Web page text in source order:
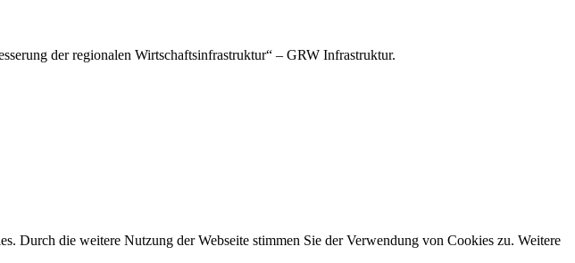
der regionalen Wirtschaftsinfrastruktur“ – GRW Infrastruktur.
Durch die weitere Nutzung der Webseite stimmen Sie der Verwendung von Cookies zu. Weitere